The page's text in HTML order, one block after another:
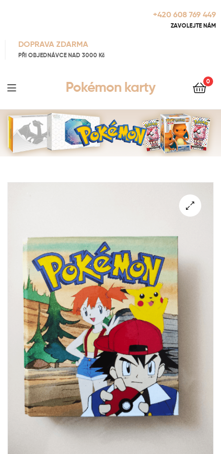
+420 608 769 449
ZAVOLEJTE NÁM
DOPRAVA ZDARMA
PŘI OBJEDNÁVCE NAD 3000 Kč
Pokémon karty 0